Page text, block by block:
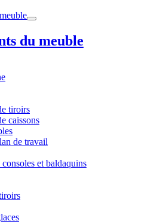
du meuble
tiroirs
caissons
de travail
et baldaquins